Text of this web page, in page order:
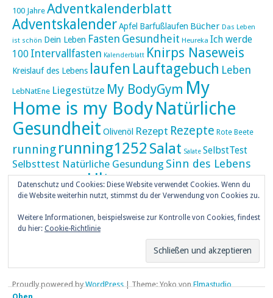
100 Jahre Adventkalenderblatt
AdventskalenderApfel Barfußlaufen Bücher Das Leben
ist schön Dein Leben Fasten Gesundheit Heureka Ich werde
100 Intervallfasten Kalenderblatt Knirps Naseweis
Kreislauf des Lebens laufen Lauftagebuch Leben
LebNatEne Liegestütze My BodyGym My
Home is my BodyNatürliche
Gesundheit Olivenöl Rezept Rezepte Rote Beete
running running1252 Salat Salate SelbstTest
Selbsttest Natürliche Gesundung Sinn des Lebens
Skaten Tageskalender UltraUltramarathon
umZEITZUerLEBEN Weihnachten
Weihnachtskalenderweiser UHU
ZEITZULEBENÜberlebenswissen
Proudly powered by WordPress | Theme: Yoko von Elmastudio
Datenschutz und Cookies: Diese Website verwendet Cookies. Wenn du
die Website weiterhin nutzt, stimmst du der Verwendung von Cookies zu.
Weitere Informationen, beispielsweise zur Kontrolle von Cookies, findest
du hier: Cookie-Richtlinie